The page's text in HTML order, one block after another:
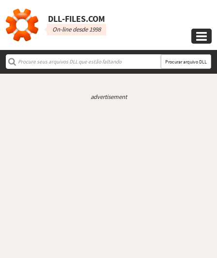
DLL‑FILES.COM
On-line desde 1998

Procurar arquivo DLL
advertisement